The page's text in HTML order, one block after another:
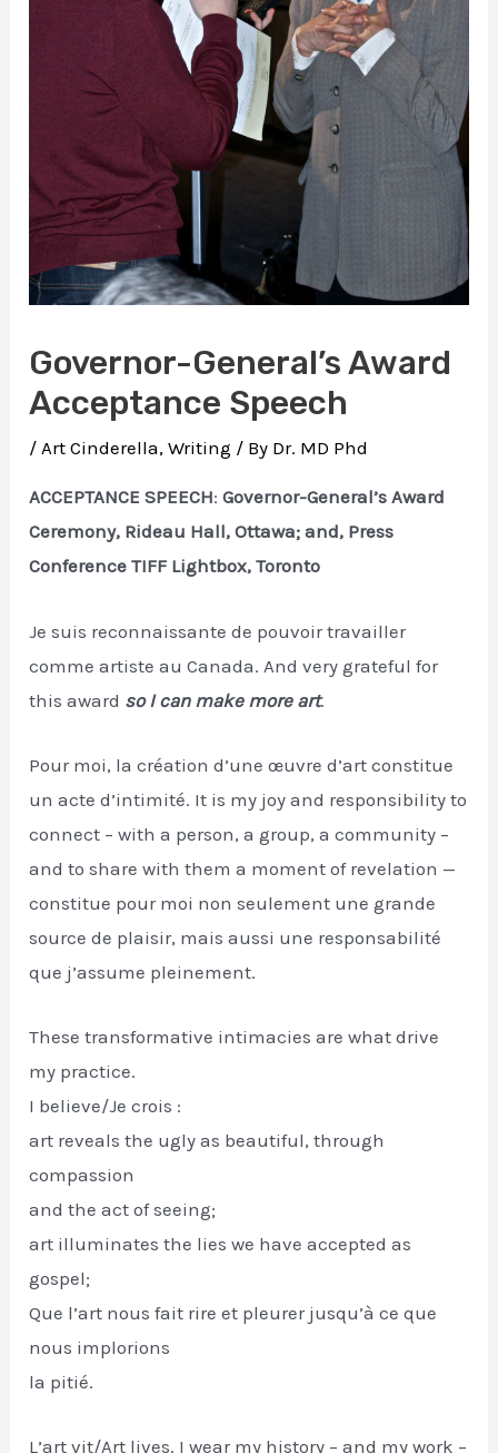
Governor-General’s Award
Acceptance Speech
/Art Cinderella,Writing / By Dr. MD Phd
ACCEPTANCE SPEECH:Governor-General’s Award
Ceremony, Rideau Hall, Ottawa; and, Press
Conference TIFF Lightbox, Toronto
Je suis reconnaissante de pouvoir travailler
comme artiste au Canada. And very grateful for
this award so I can make more art.
Pour moi, la création d’une œuvre d’art constitue
un acte d’intimité. It is my joy and responsibility to
connect – with a person, a group, a community –
and to share with them a moment of revelation —
constitue pour moi non seulement une grande
source de plaisir, mais aussi une responsabilité
que j’assume pleinement.
These transformative intimacies are what drive
my practice.
I believe/Je crois :
art reveals the ugly as beautiful, through
compassion
and the act of seeing;
art illuminates the lies we have accepted as
gospel;
Que l’art nous fait rire et pleurer jusqu’à ce que
nous implorions
la pitié.
L’art vit/Art lives. I wear my history – and my work –